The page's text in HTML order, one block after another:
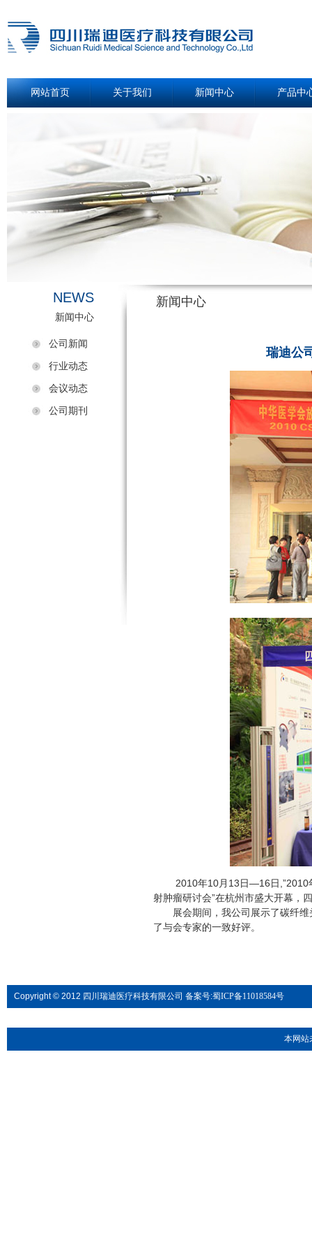
网站首页 关于我们 新闻中心 产品中
NEWS
新闻中心
公司新闻
行业动态
会议动态
公司期刊
新闻中心
瑞迪公
2010年10月13日—16日,”2010年
射肿瘤研讨会”在杭州市盛大开幕，
展会期间，我公司展示了碳纤维
了与会专家的一致好评。
Copyright © 2012 四川瑞迪医疗科技有限公司 备案号:蜀ICP备11018584号
本网站